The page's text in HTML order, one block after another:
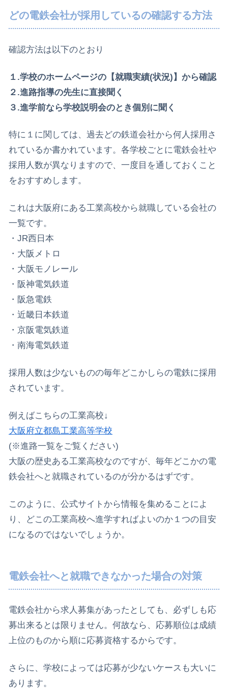
どの電鉄会社が採用しているの確認する方法
確認方法は以下のとおり
１.学校のホームページの【就職実績(状況)】から確認
２.進路指導の先生に直接聞く
３.進学前なら学校説明会のとき個別に聞く
特に１に関しては、過去どの鉄道会社から何人採用さ
れているか書かれています。各学校ごとに電鉄会社や
採用人数が異なりますので、一度目を通しておくこと
をおすすめします。
これは大阪府にある工業高校から就職している会社の
一覧です。
・JR西日本
・大阪メトロ
・大阪モノレール
・阪神電気鉄道
・阪急電鉄
・近畿日本鉄道
・京阪電気鉄道
・南海電気鉄道
採用人数は少ないものの毎年どこかしらの電鉄に採用
されています。
例えばこちらの工業高校↓
大阪府立都島工業高等学校
(※進路一覧をご覧ください)
大阪の歴史ある工業高校なのですが、毎年どこかの電
鉄会社へと就職されているのが分かるはずです。
このように、公式サイトから情報を集めることによ
り、どこの工業高校へ進学すればよいのか１つの目安
になるのではないでしょうか。
電鉄会社へと就職できなかった場合の対策
電鉄会社から求人募集があったとしても、必ずしも応
募出来るとは限りません。何故なら、応募順位は成績
上位のものから順に応募資格するからです。
さらに、学校によっては応募が少ないケースも大いに
あります。